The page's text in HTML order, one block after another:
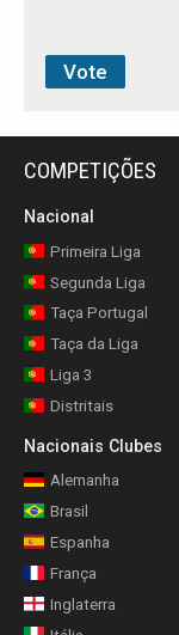
COMPETIÇÕES
Nacional
Primeira Liga
Segunda Liga
Taça Portugal
Taça da Liga
Liga 3
Distritais
Nacionais Clubes
Alemanha
Brasil
Espanha
França
Inglaterra